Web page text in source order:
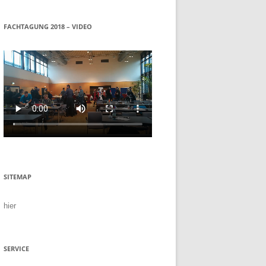
FACHTAGUNG 2018 – VIDEO
SITEMAP
hier
SERVICE